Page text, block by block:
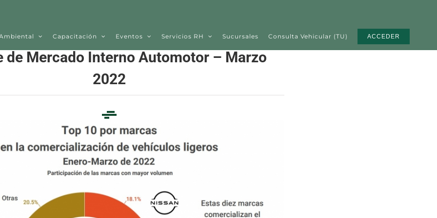
Capacitación Eventos Servicios RH Sucursales Consulta Vehicular (TU) ACCEDER
de Mercado Interno Automotor – Marzo
2022